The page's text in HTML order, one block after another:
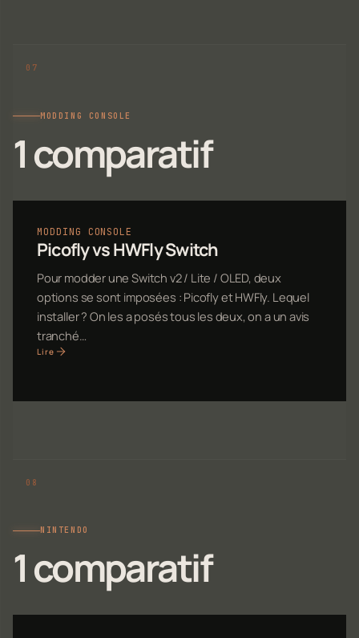
MODDING CONSOLE
1 comparatif
MODDING CONSOLE
Picofly vs HWFly Switch
Pour modder une Switch v2 / Lite / OLED, deux
options se sont imposées : Picofly et HWFly. Lequel
installer ? On les a posés tous les deux, on a un avis
tranché…
Lire
NINTENDO
1 comparatif